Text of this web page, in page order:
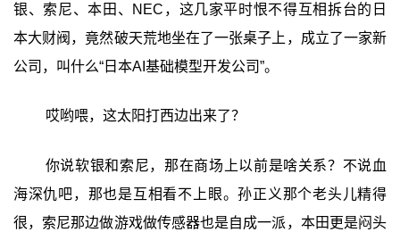
银、索尼、本田、NEC，这几家平时恨不得互相拆台的日
本大财阀，竟然破天荒地坐在了一张桌子上，成立了一家新
公司，叫什么“日本AI基础模型开发公司”。
哎哟喂，这太阳打西边出来了？
你说软银和索尼，那在商场上以前是啥关系？不说血
海深仇吧，那也是互相看不上眼。孙正义那个老头儿精得
很，索尼那边做游戏做传感器也是自成一派，本田更是闷头